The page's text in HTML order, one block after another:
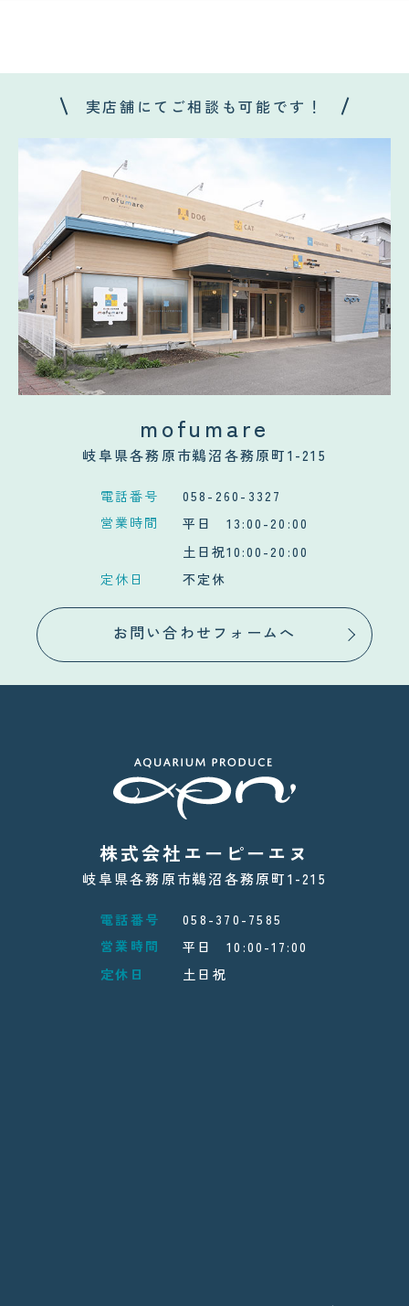
実店舗にてご相談も可能です！
mofumare
岐阜県各務原市鵜沼各務原町1-215
電話番号
058-260-3327
営業時間
平日 13:00-20:00
土日祝10:00-20:00
定休日
不定休
お問い合わせフォームへ
株式会社エーピーエヌ
岐阜県各務原市鵜沼各務原町1-215
電話番号
058-370-7585
営業時間
平日 10:00-17:00
定休日
土日祝